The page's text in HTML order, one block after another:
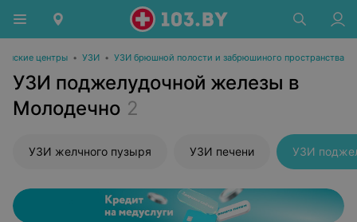
центры • УЗИ • УЗИ брюшной полости и забрюшиного пространства
УЗИ поджелудочной железы в
Молодечно 2
УЗИ желчного пузыря УЗИ печени УЗИ